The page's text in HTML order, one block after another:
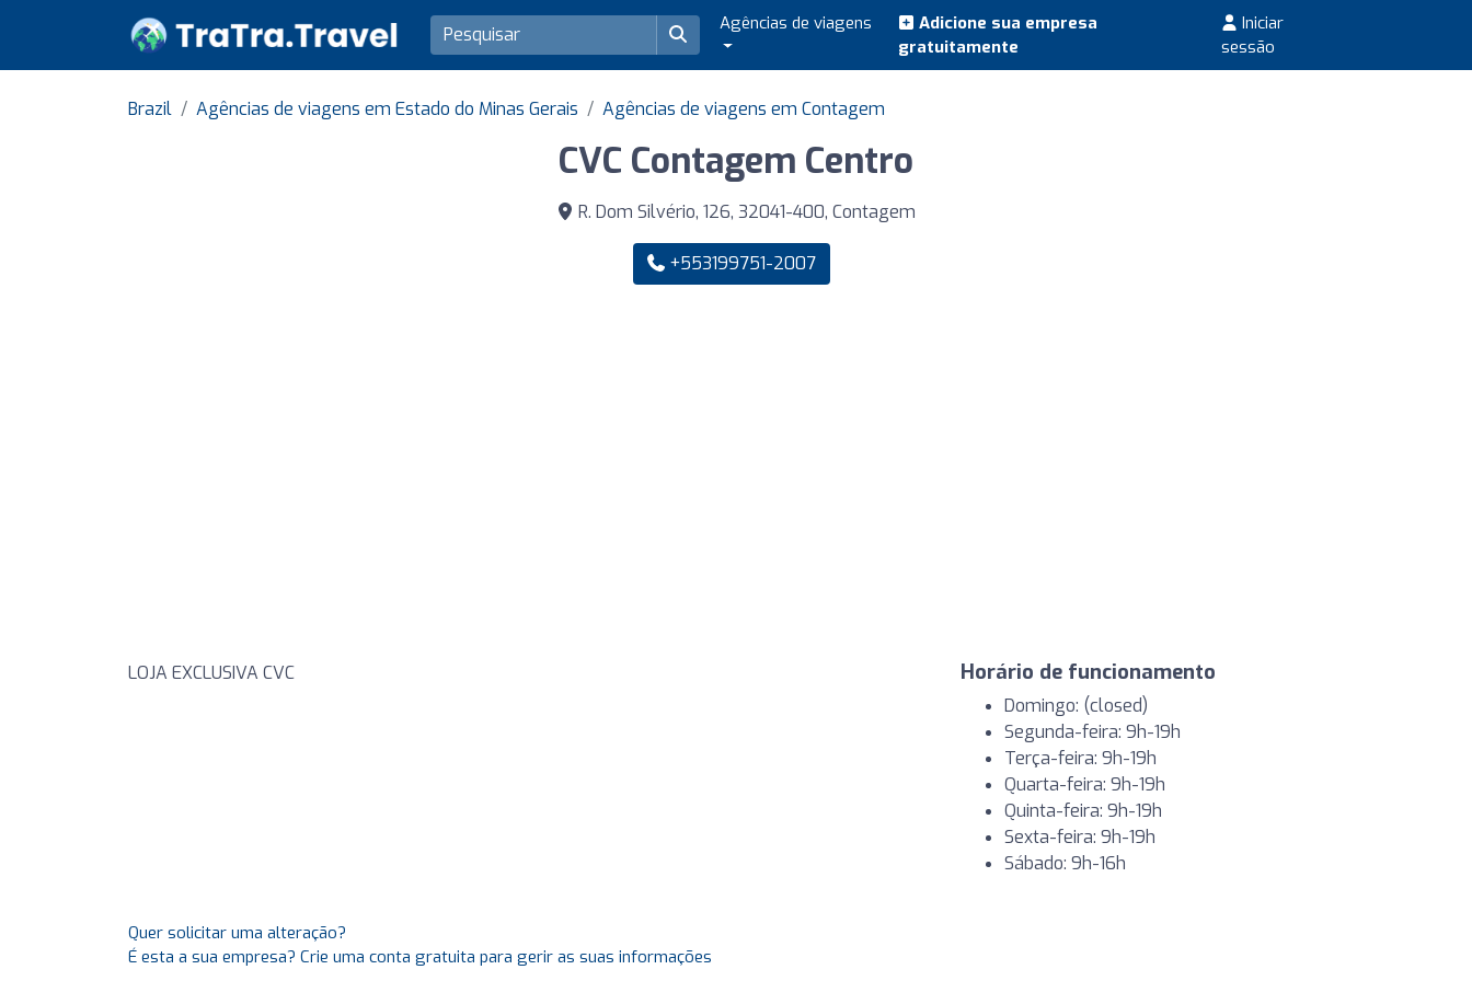
Agências de viagens
Adicione sua empresa
gratuitamente
Iniciar
sessão
Brazil Agências de viagens em Estado do Minas Gerais Agências de viagens em Contagem
CVC Contagem Centro
R. Dom Silvério, 126, 32041-400, Contagem
+553199751-2007
LOJA EXCLUSIVA CVC Horário de funcionamento
Domingo: (closed)
Segunda-feira: 9h-19h
Terça-feira: 9h-19h
Quarta-feira: 9h-19h
Quinta-feira: 9h-19h
Sexta-feira: 9h-19h
Sábado: 9h-16h
Quer solicitar uma alteração?
É esta a sua empresa? Crie uma conta gratuita para gerir as suas informações